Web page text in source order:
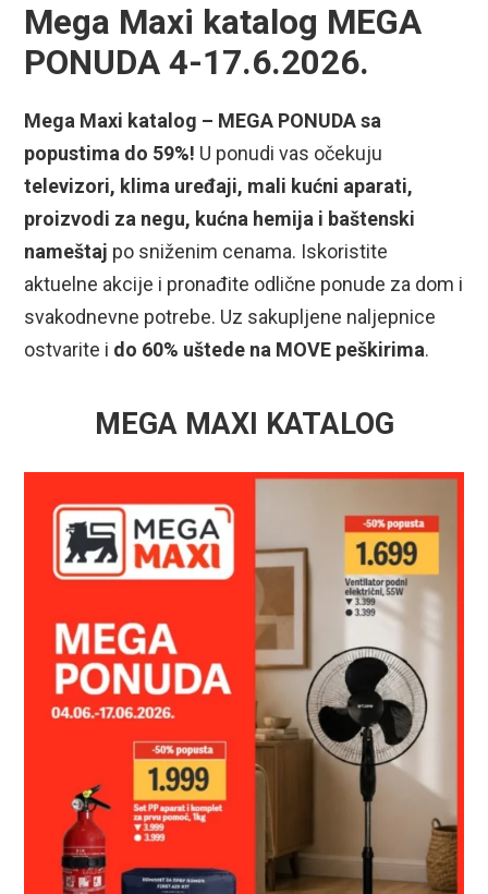
Mega Maxi katalog MEGA
PONUDA 4-17.6.2026.
Mega Maxi katalog – MEGA PONUDA sa
popustima do 59%! U ponudi vas očekuju
televizori, klima uređaji, mali kućni aparati,
proizvodi za negu, kućna hemija i baštenski
nameštaj po sniženim cenama. Iskoristite
aktuelne akcije i pronađite odlične ponude za dom i
svakodnevne potrebe. Uz sakupljene naljepnice
ostvarite i do 60% uštede na MOVE peškirima.
MEGA MAXI KATALOG